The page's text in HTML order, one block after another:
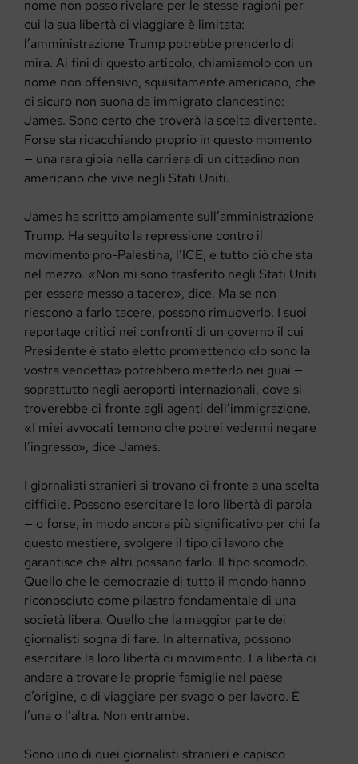
nome non posso rivelare per le stesse ragioni per
cui la sua libertà di viaggiare è limitata:
l’amministrazione Trump potrebbe prenderlo di
mira. Ai fini di questo articolo, chiamiamolo con un
nome non offensivo, squisitamente americano, che
di sicuro non suona da immigrato clandestino:
James. Sono certo che troverà la scelta divertente.
Forse sta ridacchiando proprio in questo momento
— una rara gioia nella carriera di un cittadino non
americano che vive negli Stati Uniti.
James ha scritto ampiamente sull’amministrazione
Trump. Ha seguito la repressione contro il
movimento pro-Palestina, l’ICE, e tutto ciò che sta
nel mezzo. «Non mi sono trasferito negli Stati Uniti
per essere messo a tacere», dice. Ma se non
riescono a farlo tacere, possono rimuoverlo. I suoi
reportage critici nei confronti di un governo il cui
Presidente è stato eletto promettendo «Io sono la
vostra vendetta» potrebbero metterlo nei guai —
soprattutto negli aeroporti internazionali, dove si
troverebbe di fronte agli agenti dell’immigrazione.
«I miei avvocati temono che potrei vedermi negare
l’ingresso», dice James.
I giornalisti stranieri si trovano di fronte a una scelta
difficile. Possono esercitare la loro libertà di parola
— o forse, in modo ancora più significativo per chi fa
questo mestiere, svolgere il tipo di lavoro che
garantisce che altri possano farlo. Il tipo scomodo.
Quello che le democrazie di tutto il mondo hanno
riconosciuto come pilastro fondamentale di una
società libera. Quello che la maggior parte dei
giornalisti sogna di fare. In alternativa, possono
esercitare la loro libertà di movimento. La libertà di
andare a trovare le proprie famiglie nel paese
d’origine, o di viaggiare per svago o per lavoro. È
l’una o l’altra. Non entrambe.
Sono uno di quei giornalisti stranieri e capisco